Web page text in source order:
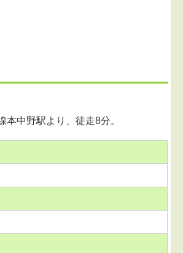
本中野駅より、徒走8分。